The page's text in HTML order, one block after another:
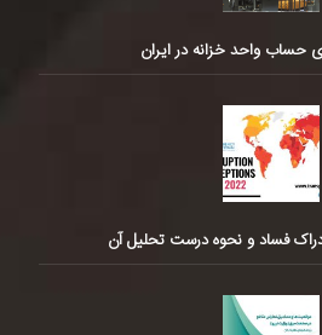
حساب واحد خزانه در ایران
فساد و نحوه درست تحلیل آن